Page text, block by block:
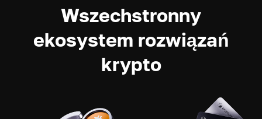
Wszechstronny
ekosystem rozwiązań
krypto